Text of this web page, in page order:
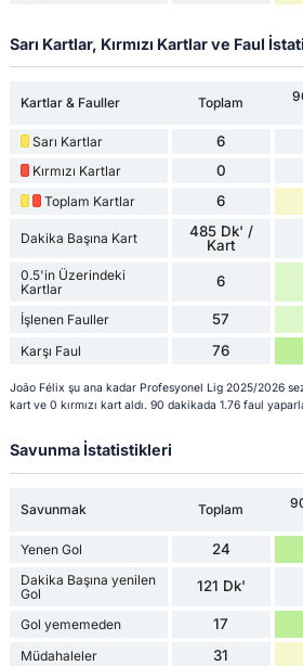
Sarı Kartlar, Kırmızı Kartlar ve Faul
Kartlar & Fauller Toplam
Sarı Kartlar 6
Kırmızı Kartlar 0
Toplam Kartlar 6
Dakika Başına Kart
485 Dk' /
Kart
0.5'in Üzerindeki
Kartlar
6
İşlenen Fauller 57
Karşı Faul 76
João Félix şu ana kadar Profesyonel Lig 2025/2026
kart ve 0 kırmızı kart aldı. 90 dakikada 1.76 faul
Savunma İstatistikleri
Savunmak Toplam
Yenen Gol 24
Dakika Başına yenilen
Gol
121 Dk'
Gol yememeden 17
Müdahaleler 31